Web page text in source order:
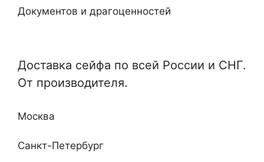
Кабинетные
Недорогие
Документов и драгоценностей
Отдельные и монтируемые
и огню
Доставка сейфа по всей России и СНГ.
От производителя.
Москва
Санкт-Петербург